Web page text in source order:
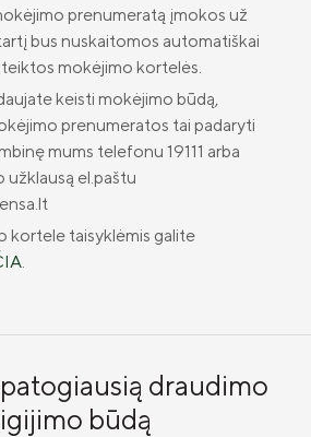
Valdyba ir stebėtojų taryba
Tvarumas
Teisinė informacija
Finansinė informacija
Draudimo tarpininkų sąrašas
prenumeratą įmokos už
bus nuskaitomos automatiškai
mokėjimo kortelės.
keisti mokėjimo būdą,
prenumeratos tai padaryti
mums telefonu 19111 arba
užklausą el.paštu
kortele taisyklėmis galite
.
draudimo
būdą